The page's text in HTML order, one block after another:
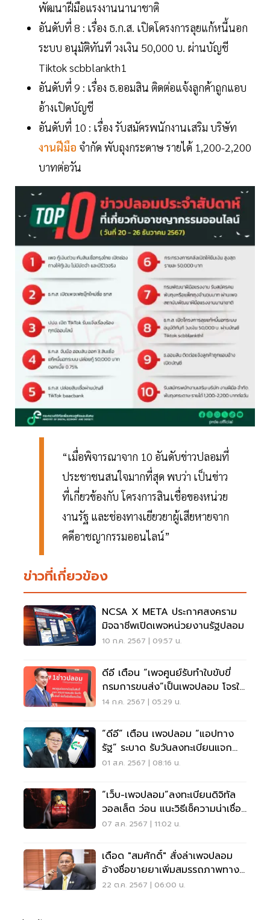
พัฒนาฝีมือแรงงานนานาชาติ
อันดับที่ 8 : เรื่อง ธ.ก.ส. เปิดโครงการลุยแก้หนี้นอก
ระบบ อนุมัติทันที วงเงิน 50,000 บ. ผ่านบัญชี
Tiktok scbblankth1
อันดับที่ 9 : เรื่อง ธ.ออมสิน ติดต่อแจ้งลูกค้าถูกแอบ
อ้างเปิดบัญชี
อันดับที่ 10 : เรื่อง รับสมัครพนักงานเสริม บริษัท
งานฝีมือ จำกัด พับถุงกระดาษ รายได้ 1,200-2,200
บาทต่อวัน
“เมื่อพิจารณาจาก 10 อันดับข่าวปลอมที่
ประชาชนสนใจมากที่สุด พบว่า เป็นข่าว
ที่เกี่ยวข้องกับ โครงการสินเชื่อของหน่วย
งานรัฐ และช่องทางเยียวยาผู้เสียหายจาก
คดีอาชญากรรมออนไลน์”
ข่าวที่เกี่ยวข้อง
NCSA X META ประกาศสงคราม
มิจฉาชีพเปิดเพจหน่วยงานรัฐปลอม
10 ก.ค. 2567 | 09:57 น.
ดีอี เตือน “เพจศูนย์รับทำใบขับขี่
กรมการขนส่ง”เป็นเพจปลอม โจรใช้
หลอกเงิน
14 ก.ค. 2567 | 05:29 น.
“ดีอี” เตือน เพจปลอม “แอปทาง
รัฐ” ระบาด รับวันลงทะเบียนแจก
เงินดิจิทัล 10000
01 ส.ค. 2567 | 08:16 น.
“เว็บ-เพจปลอม”ลงทะเบียนดิจิทัล
วอลเล็ต ว่อน แนะวิธีเช็ความน่าเชื่อ
ถือ
07 ส.ค. 2567 | 11:02 น.
เดือด "สมศักดิ์" สั่งล่าเพจปลอม
อ้างชื่อขายยาเพิ่มสมรรถภาพทาง
เพศ
22 ต.ค. 2567 | 06:00 น.